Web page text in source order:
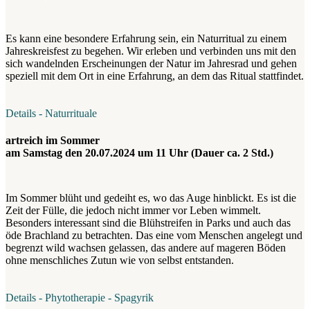
Es kann eine besondere Erfahrung sein, ein Naturritual zu einem
Jahreskreisfest zu begehen. Wir erleben und verbinden uns mit den
sich wandelnden Erscheinungen der Natur im Jahresrad und gehen
speziell mit dem Ort in eine Erfahrung, an dem das Ritual stattfindet.
Details - Naturrituale
artreich im Sommer
am Samstag den 20.07.2024 um 11 Uhr (Dauer ca. 2 Std.)
Im Sommer blüht und gedeiht es, wo das Auge hinblickt. Es ist die
Zeit der Fülle, die jedoch nicht immer vor Leben wimmelt.
Besonders interessant sind die Blühstreifen in Parks und auch das
öde Brachland zu betrachten. Das eine vom Menschen angelegt und
begrenzt wild wachsen gelassen, das andere auf mageren Böden
ohne menschliches Zutun wie von selbst entstanden.
Details - Phytotherapie - Spagyrik